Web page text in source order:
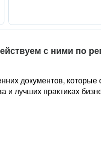
с ними по
документов,
и лучших практиках